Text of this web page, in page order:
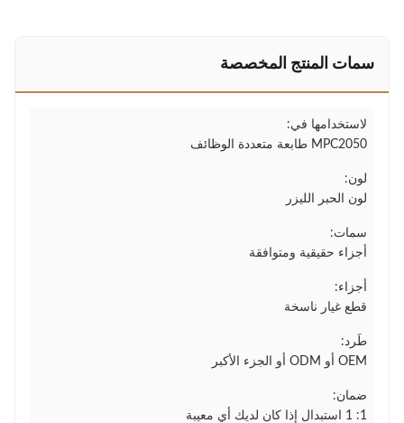
سمات المنتج المخصصة
لاستخدامها في:
MPC2050 طابعة متعددة الوظائف
لون:
لون الحبر الليزر
سمات:
أجزاء حقيقية ومتوافقة
أجزاء:
قطع غيار ناسخة
طَرد:
OEM أو ODM أو الجزء الأكبر
ضمان:
1: 1 استبدال إذا كان لديك أي معيبة